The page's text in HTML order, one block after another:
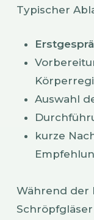
Typischer
Auswahl
kurze
Während der